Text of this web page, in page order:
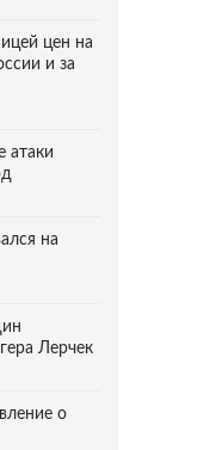
цен на
и за
атаки
на
Лерчек
о